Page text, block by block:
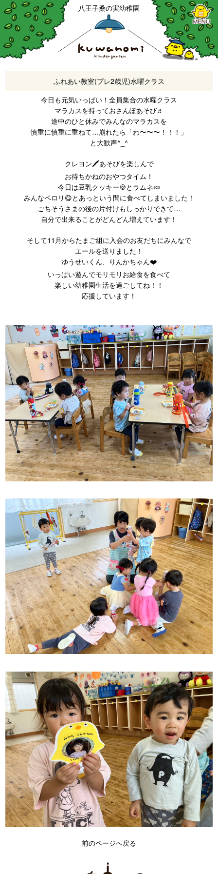
八王子桑の実幼稚園
ふれあい教室(プレ2歳児)水曜クラス
今日も元気いっぱい！全員集合の水曜クラス
マラカスを持っておさんぽあそび♬
途中のひと休みでみんなのマラカスを
慎重に慎重に重ねて…崩れたら「わ〜〜〜！！！」
と大歓声^_^
クレヨン🖍️あそびを楽しんで
お待ちかねのおやつタイム！
今日は豆乳クッキー🍪とラムネ🍬
みんなペロリ😋とあっという間に食べてしまいました！
ごちそうさまの後の片付けもしっかりできて…
自分で出来ることがどんどん増えています！
そして11月からたまご組に入会のお友だちにみんなで
エールを送りました！
ゆうせいくん、りんかちゃん❤️
いっぱい遊んでモリモリお給食を食べて
楽しい幼稚園生活を過ごしてね！！
応援しています！
前のページへ戻る